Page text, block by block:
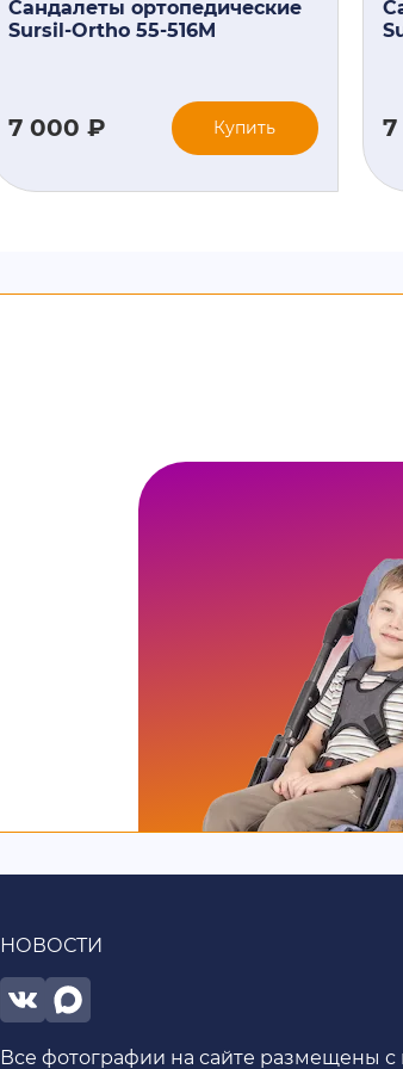
Сандалеты ортопедические
Sursil-Ortho 55-516M
7 000 ₽ Купить
НОВОСТИ
Все фотографии на сайте размещены с